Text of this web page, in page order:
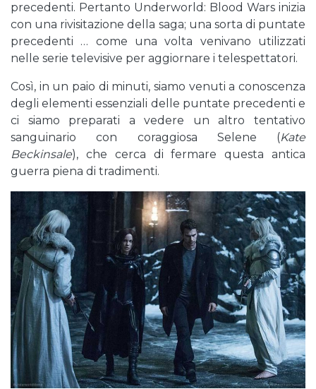
precedenti. Pertanto Underworld: Blood Wars inizia
con una rivisitazione della saga; una sorta di puntate
precedenti … come una volta venivano utilizzati
nelle serie televisive per aggiornare i telespettatori.
Così, in un paio di minuti, siamo venuti a conoscenza
degli elementi essenziali delle puntate precedenti e
ci siamo preparati a vedere un altro tentativo
sanguinario con coraggiosa Selene (Kate
Beckinsale), che cerca di fermare questa antica
guerra piena di tradimenti.